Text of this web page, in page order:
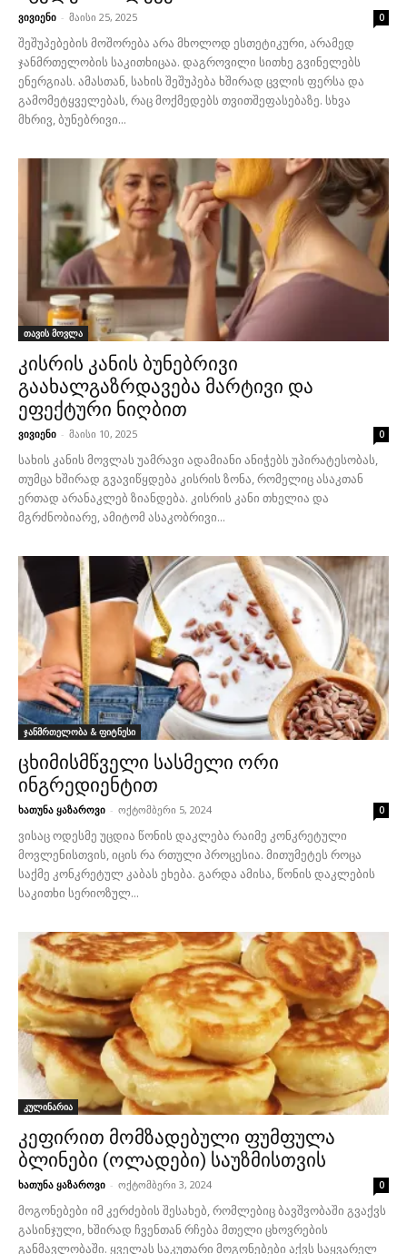
ვივიენი - მაისი 25, 2025 0
შეშუპებების მოშორება არა მხოლოდ ესთეტიკური, არამედ
ჯანმრთელობის საკითხიცაა. დაგროვილი სითხე გვინელებს
ენერგიას. ამასთან, სახის შეშუპება ხშირად ცვლის ფერსა და
გამომეტყველებას, რაც მოქმედებს თვითშეფასებაზე. სხვა
მხრივ, ბუნებრივი...
თავის მოვლა
კისრის კანის ბუნებრივი
გაახალგაზრდავება მარტივი და
ეფექტური ნიღბით
ვივიენი - მაისი 10, 2025 0
სახის კანის მოვლას უამრავი ადამიანი ანიჭებს უპირატესობას,
თუმცა ხშირად გვავიწყდება კისრის ზონა, რომელიც ასაკთან
ერთად არანაკლებ ზიანდება. კისრის კანი თხელია და
მგრძნობიარე, ამიტომ ასაკობრივი...
ჯანმრთელობა & ფიტნესი
ცხიმისმწველი სასმელი ორი
ინგრედიენტით
ხათუნა ყაზაროვი - ოქტომბერი 5, 2024 0
ვისაც ოდესმე უცდია წონის დაკლება რაიმე კონკრეტული
მოვლენისთვის, იცის რა რთული პროცესია. მითუმეტეს როცა
საქმე კონკრეტულ კაბას ეხება. გარდა ამისა, წონის დაკლების
საკითხი სერიოზულ...
კულინარია
კეფირით მომზადებული ფუმფულა
ბლინები (ოლადები) საუზმისთვის
ხათუნა ყაზაროვი - ოქტომბერი 3, 2024 0
მოგონებები იმ კერძების შესახებ, რომლებიც ბავშვობაში გვაქვს
გასინჯული, ხშირად ჩვენთან რჩება მთელი ცხოვრების
განმავლობაში. ყველას საკუთარი მოგონებები აქვს საყვარელ